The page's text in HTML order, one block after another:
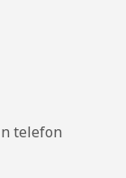
telefon